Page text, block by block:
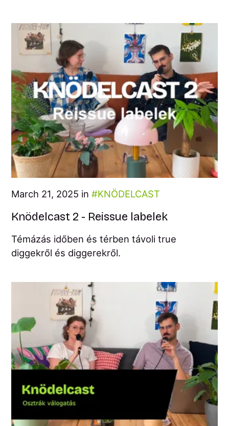
March 21, 2025 in KNÖDELCAST
Knödelcast 2 - Reissue labelek
Témázás időben és térben távoli true
diggekről és diggerekről.